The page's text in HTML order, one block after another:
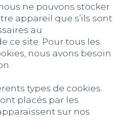
ne pouvons stocker
appareil que s’ils sont
au
ce site. Pour tous les
nous avons besoin
types de cookies.
placés par les
sur nos